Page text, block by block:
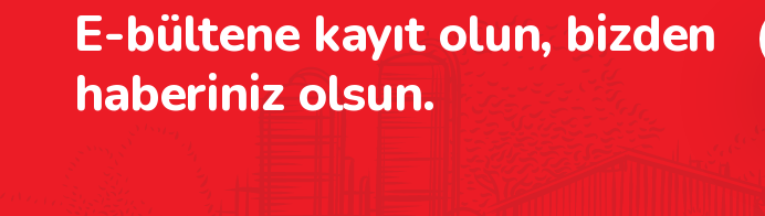
E-bültene kayıt olun, bizden
haberiniz olsun.